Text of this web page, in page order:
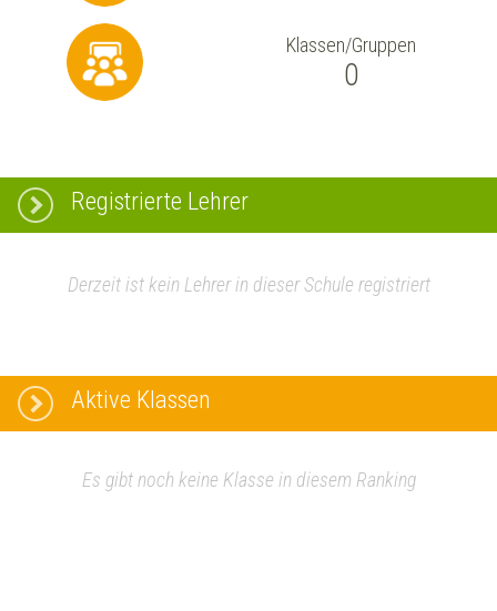
Klassen/Gruppen
0
Registrierte Lehrer
Derzeit ist kein Lehrer in dieser Schule registriert
Aktive Klassen
Es gibt noch keine Klasse in diesem Ranking